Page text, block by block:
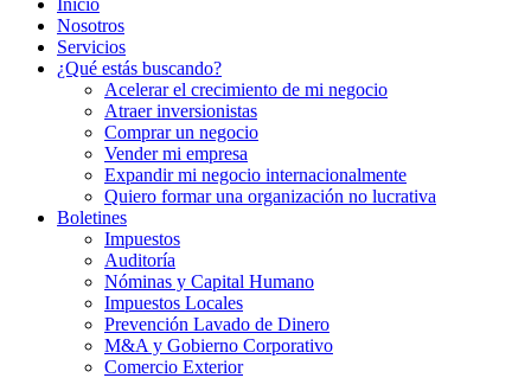
Inicio
Nosotros
Servicios
¿Qué estás buscando?
Acelerar el crecimiento de mi negocio
Atraer inversionistas
Comprar un negocio
Vender mi empresa
Expandir mi negocio internacionalmente
Quiero formar una organización no lucrativa
Boletines
Impuestos
Auditoría
Nóminas y Capital Humano
Impuestos Locales
Prevención Lavado de Dinero
M&A y Gobierno Corporativo
Comercio Exterior